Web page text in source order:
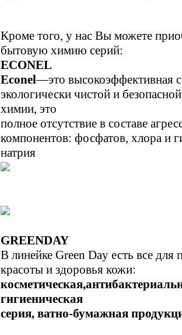
Кроме того, у нас Вы можете
бытовую химию серий:
ECONEL
Econel―это высокоэффективная
экологически чистой и
химии, это
полное отсутствие в составе
компонентов: фосфатов, хлора и
натрия
GREENDAY
В линейке Green Day есть все для
красоты и здоровья кожи:
гигиеническая
серия, ватно-бумажная